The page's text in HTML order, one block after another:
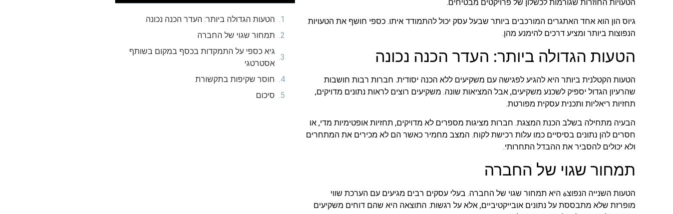
הטעויות החוזרות שגורמות לכשלון של פרויקטים מבטיחים.
גיוס הון הוא אחד האתגרים המורכבים ביותר שבעל עסק יכול להתמודד איתו. כספי חושף את הטעויות
הנפוצות ביותר ומציע דרכים להימנע מהן.
הטעות הגדולה ביותר: העדר הכנה נכונה
הטעות הקטלנית ביותר היא להגיע לפגישה עם משקיעים ללא הכנה יסודית. חברות רבות חושבות
שהרעיון הגדול יספיק לשכנע משקיעים, אבל המציאות שונה. משקיעים רוצים לראות נתונים מדויקים,
תחזיות ריאליות ותכנית עסקית מפורטת.
הבעיה מתחילה בשלב הכנת המצגת. חברות מציגות מספרים לא מדויקים, תחזיות אופטימיות מדי, או
חסרים להן נתונים בסיסיים כמו עלות רכישת לקוח. המצב מחמיר כאשר הם לא מכירים את המתחרים
ולא יכולים להסביר את ההבדל התחרותי.
תמחור שגוי של החברה
הטעות השנייה הנפוצة היא תמחור שגוי של החברה. בעלי עסקים רבים מגיעים עם הערכת שווי
מופרזת שלא מתבססת על נתונים אובייקטיביים, אלא על רגשות. התוצאה היא שהם דוחים משקיעים
הטעות הגדולה ביותר: העדר הכנה נכונה
תמחור שגוי של החברה
גיא כספי על התמקדות בכסף במקום בשותף
אסטרטגי
חוסר שקיפות בתקשורת
סיכום